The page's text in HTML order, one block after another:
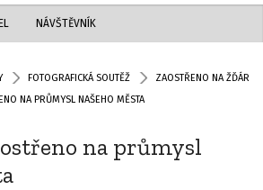
NÁVŠTĚVNÍK
FOTOGRAFICKÁ SOUTĚŽ
ZAOSTŘENO NA ŽĎÁR
NA PRŮMYSL NAŠEHO MĚSTA
na průmysl